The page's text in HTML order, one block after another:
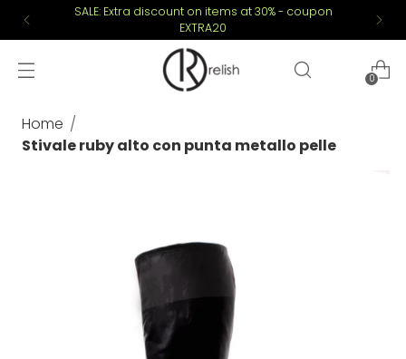
SALE: Extra discount on items at 30% - coupon
EXTRA20
0
Home
Stivale ruby alto con punta metallo pelle